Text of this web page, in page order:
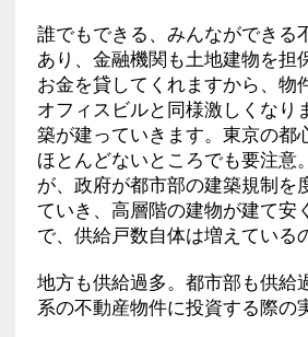
誰でもできる、みんなができる
あり、金融機関も土地建物を担
お金を貸してくれますから、物
オフィスビルと同様激しくなり
築が建っていきます。東京の都
ほとんどないところでも要注意
が、政府が都市部の建築規制を
ていき、高層階の建物が建て安
で、供給戸数自体は増えている
地方も供給過多。都市部も供給
系の不動産物件に投資する際の